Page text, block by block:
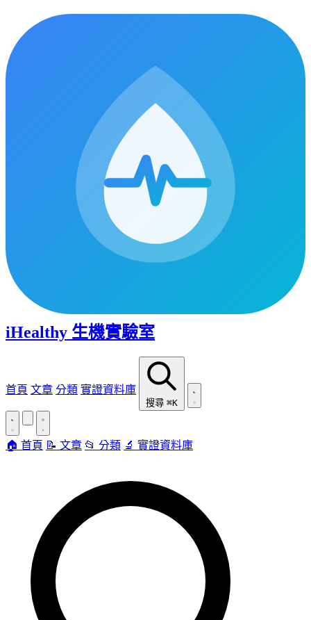
iHealthy 生機實驗室
首頁 文章 分類 實證資料庫
搜尋 ⌘K
🏠 首頁 📝 文章 📂 分類 🔬 實證資料庫